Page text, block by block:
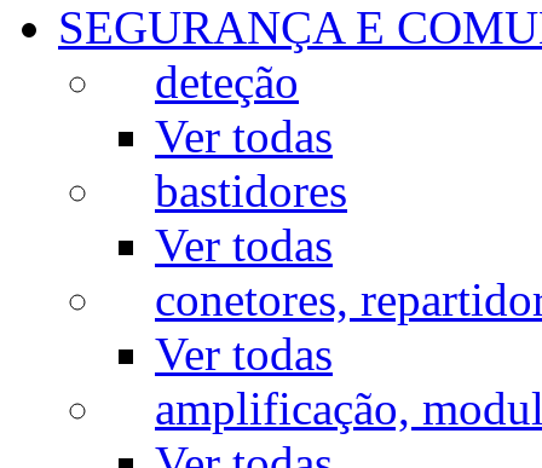
SEGURANÇA E
deteção
Ver todas
bastidores
Ver todas
conetores,
Ver todas
amplificação,